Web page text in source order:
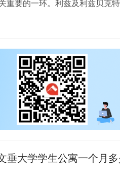
重要的一环。利兹及利兹贝克特
的…
垂大学学生公寓一个月